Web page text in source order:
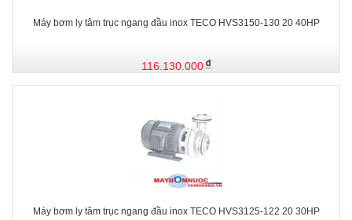
Máy bơm ly tâm trục ngang đầu inox TECO HVS3150-130 20 40HP
116.130.000
Máy bơm ly tâm trục ngang đầu inox TECO HVS3125-122 20 30HP